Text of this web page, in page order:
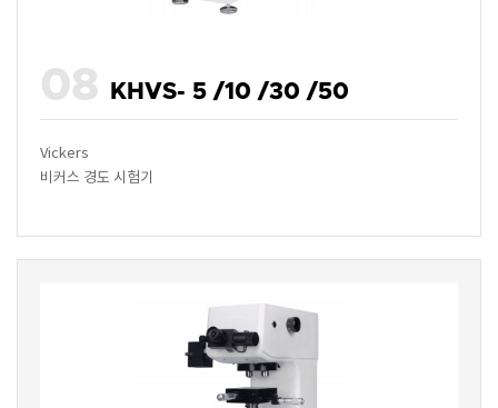
08 KHVS- 5 /10 /30 /50
Vickers
비커스 경도 시험기